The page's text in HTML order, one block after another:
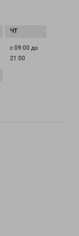
с 09:00 до
21:00